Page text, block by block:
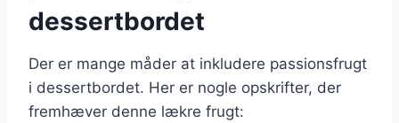
dessertbordet
Der er mange måder at inkludere passionsfrugt
i dessertbordet. Her er nogle opskrifter, der
fremhæver denne lækre frugt: